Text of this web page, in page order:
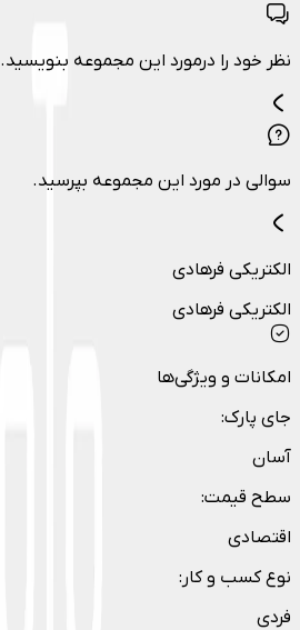
نظر خود را درمورد این مجموعه بنویسید.
سوالی در مورد این مجموعه بپرسید.
الكتريكي فرهادي
الكتريكي فرهادي
امکانات و ویژگی‌ها
جای پارک:
آسان
سطح قیمت:
اقتصادی
نوع کسب و کار :
فردی